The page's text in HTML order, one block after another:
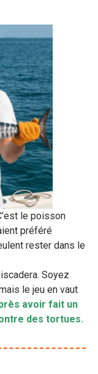
le poisson
préféré
rester dans le
Soyez
le jeu en vaut
avoir fait un
des tortues.